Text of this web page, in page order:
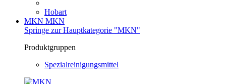
Hobart
MKN MKN
Springe zur Hauptkategorie "MKN"
Produktgruppen
Spezialreinigungsmittel